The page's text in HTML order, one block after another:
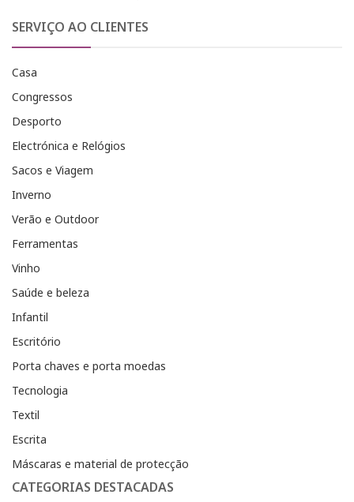
SERVIÇO AO CLIENTES
Casa
Congressos
Desporto
Electrónica e Relógios
Sacos e Viagem
Inverno
Verão e Outdoor
Ferramentas
Vinho
Saúde e beleza
Infantil
Escritório
Porta chaves e porta moedas
Tecnologia
Textil
Escrita
Máscaras e material de protecção
CATEGORIAS DESTACADAS